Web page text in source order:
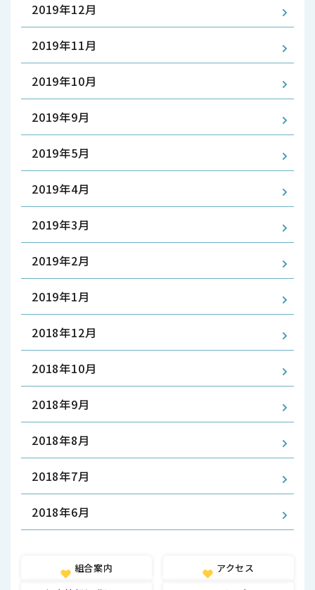
2019年12月
2019年11月
2019年10月
2019年9月
2019年5月
2019年4月
2019年3月
2019年2月
2019年1月
2018年12月
2018年10月
2018年9月
2018年8月
2018年7月
2018年6月
組合案内
アクセス